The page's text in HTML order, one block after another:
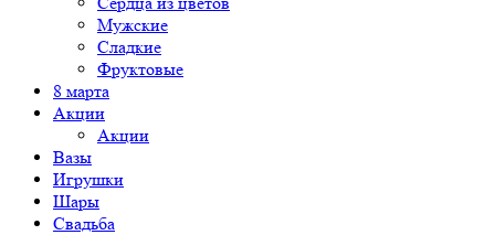
Мужские
Сладкие
Фруктовые
8 марта
Акции
Акции
Вазы
Игрушки
Шары
Свадьба